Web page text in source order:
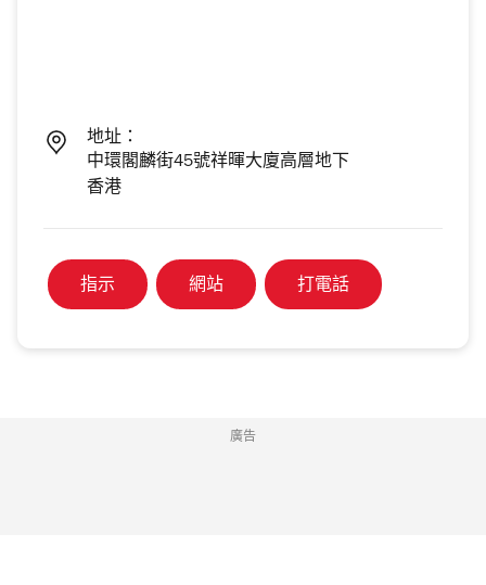
地址：
中環閣麟街45號祥暉大廈高層地下
香港
指示 網站 打電話
廣告